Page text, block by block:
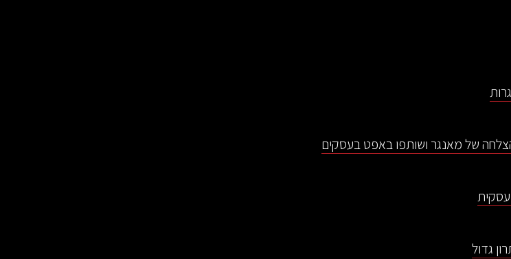
של מאנגר ושותפו באפט בעסקים
גדול